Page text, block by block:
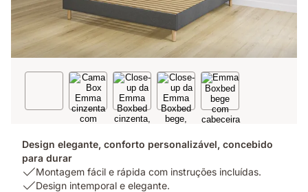
Design elegante, conforto personalizável, concebido
para durar
USP
1:
Montagem fácil e rápida com instruções incluídas.
USPDesign intemporal e elegante.